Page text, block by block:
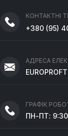
КОНТАКТНІ
+380 (95)
АДРЕСА
ГРАФІК
ПН-ПТ: